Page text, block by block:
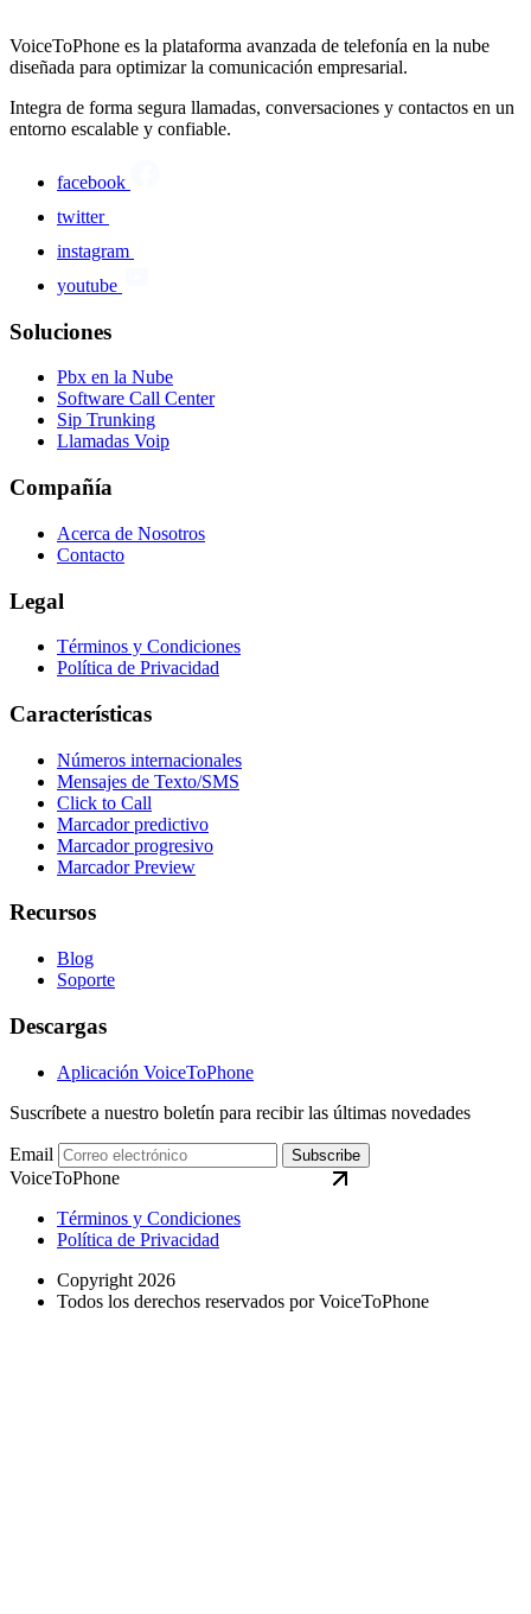
VoiceToPhone es la plataforma avanzada de telefonía en la nube
diseñada para optimizar la comunicación empresarial.
Integra de forma segura llamadas, conversaciones y contactos en un
entorno escalable y confiable.
facebook
twitter
instagram
youtube
Soluciones
Pbx en la Nube
Software Call Center
Sip Trunking
Llamadas Voip
Compañía
Acerca de Nosotros
Contacto
Legal
Términos y Condiciones
Política de Privacidad
Características
Números internacionales
Mensajes de Texto/SMS
Click to Call
Marcador predictivo
Marcador progresivo
Marcador Preview
Recursos
Blog
Soporte
Descargas
Aplicación VoiceToPhone
Suscríbete a nuestro boletín para recibir las últimas novedades
Email Subscribe
VoiceToPhone
Términos y Condiciones
Política de Privacidad
Copyright 2026
Todos los derechos reservados por VoiceToPhone